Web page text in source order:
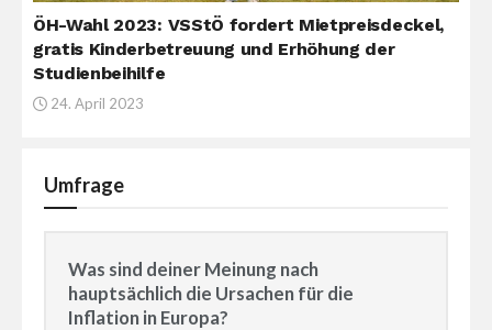
ÖH-Wahl 2023: VSStÖ fordert Mietpreisdeckel,
gratis Kinderbetreuung und Erhöhung der
Studienbeihilfe
24. April 2023
Umfrage
Was sind deiner Meinung nach
hauptsächlich die Ursachen für die
Inflation in Europa?